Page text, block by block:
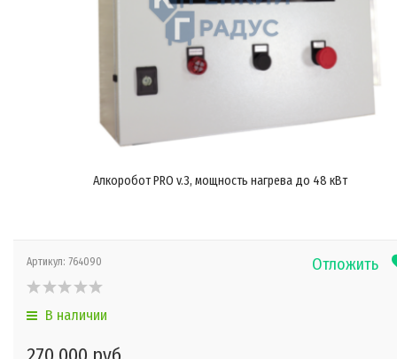
Алкоробот PRO v.3, мощность нагрева до 48 кВт
Отложить
Артикул: 764090
В наличии